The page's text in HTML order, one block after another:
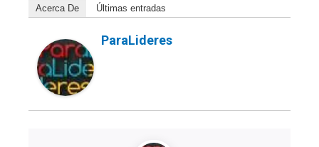
Acerca De Últimas entradas
ParaLideres